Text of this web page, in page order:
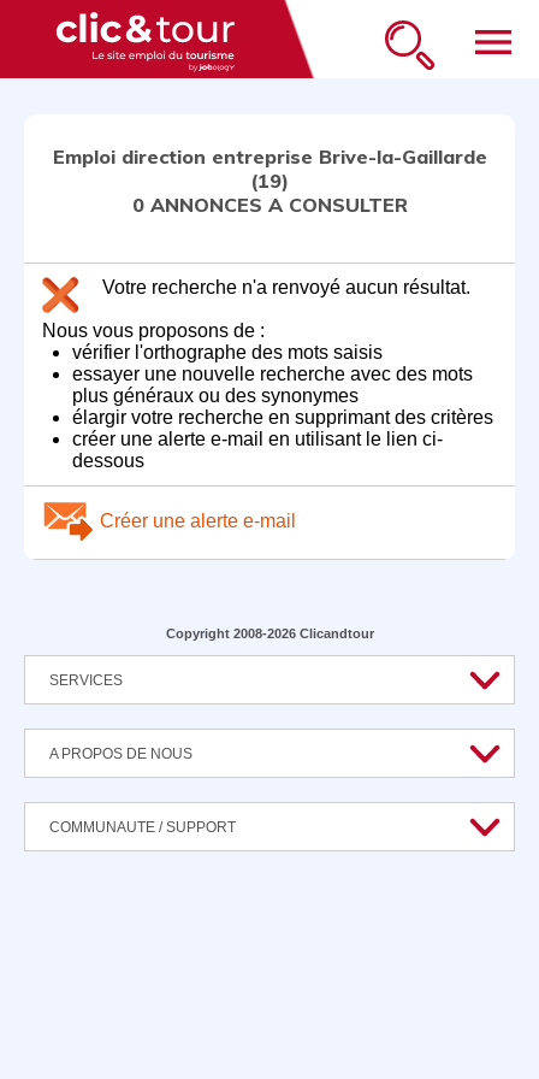
menu
Emploi direction entreprise Brive-la-Gaillarde
(19)
0 ANNONCES A CONSULTER
Votre recherche n'a renvoyé aucun résultat.
Nous vous proposons de :
vérifier l'orthographe des mots saisis
essayer une nouvelle recherche avec des mots
plus généraux ou des synonymes
élargir votre recherche en supprimant des critères
créer une alerte e-mail en utilisant le lien ci-
dessous
Créer une alerte e-mail
Copyright 2008-2026 Clicandtour
SERVICES
A PROPOS DE NOUS
COMMUNAUTE / SUPPORT